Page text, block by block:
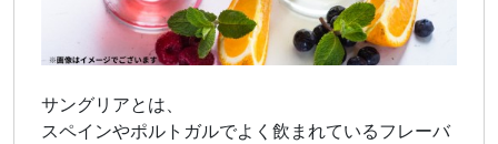
サングリアとは、
スペインやポルトガルでよく飲まれているフレーバ